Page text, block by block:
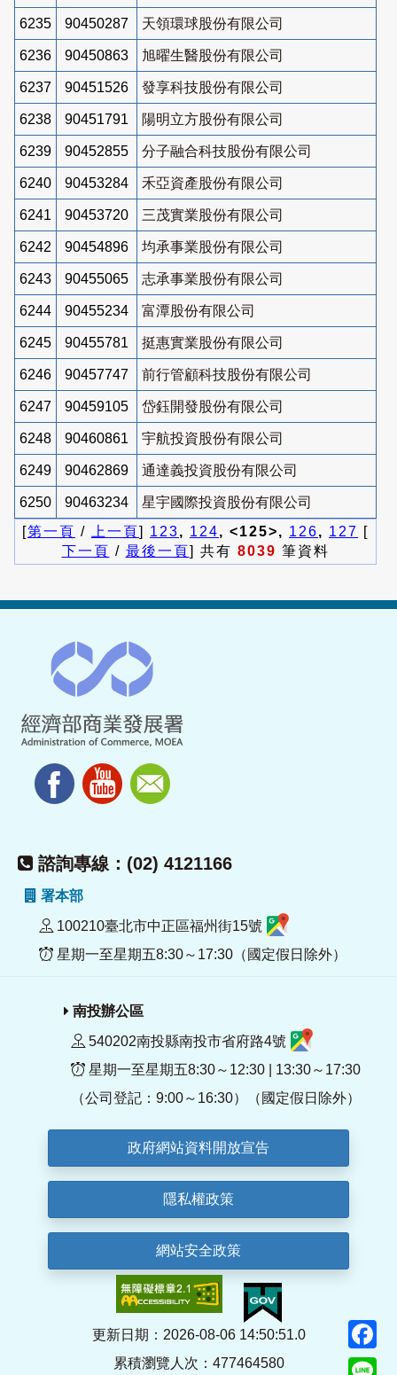
6235 90450287 天領環球股份有限公司
6236 90450863 旭曜生醫股份有限公司
6237 90451526 發享科技股份有限公司
6238 90451791 陽明立方股份有限公司
6239 90452855 分子融合科技股份有限公司
6240 90453284 禾亞資產股份有限公司
6241 90453720 三茂實業股份有限公司
6242 90454896 均承事業股份有限公司
6243 90455065 志承事業股份有限公司
6244 90455234 富潭股份有限公司
6245 90455781 挺惠實業股份有限公司
6246 90457747 前行管顧科技股份有限公司
6247 90459105 岱鈺開發股份有限公司
6248 90460861 宇航投資股份有限公司
6249 90462869 通達義投資股份有限公司
6250 90463234
星宇國際投資股份有限公司
[第一頁 / 上一頁] 123, 124, <125>, 126, 127 [
下一頁 / 最後一頁] 共有 8039 筆資料
諮詢專線：(02) 4121166
署本部
100210臺北市中正區福州街15號
星期一至星期五8:30～17:30（國定假日除外）
南投辦公區
540202南投縣南投市省府路4號
星期一至星期五8:30～12:30 | 13:30～17:30
（公司登記：9:00～16:30）（國定假日除外）
政府網站資料開放宣告
隱私權政策
網站安全政策
更新日期：2026-08-06 14:50:51.0
累積瀏覽人次：477464580